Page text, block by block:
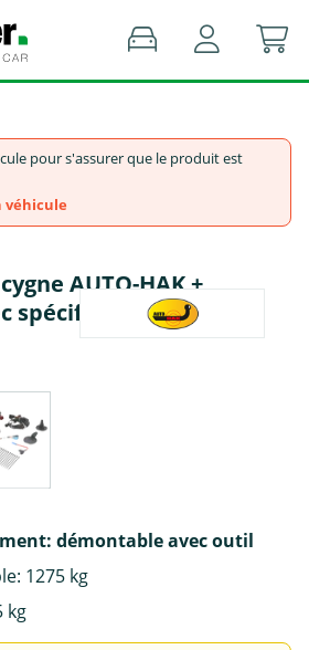
pour s'assurer que le produit est
véhicule
AUTO-HAK +
spécifique 7 broches -
démontable avec outil
1275 kg
kg